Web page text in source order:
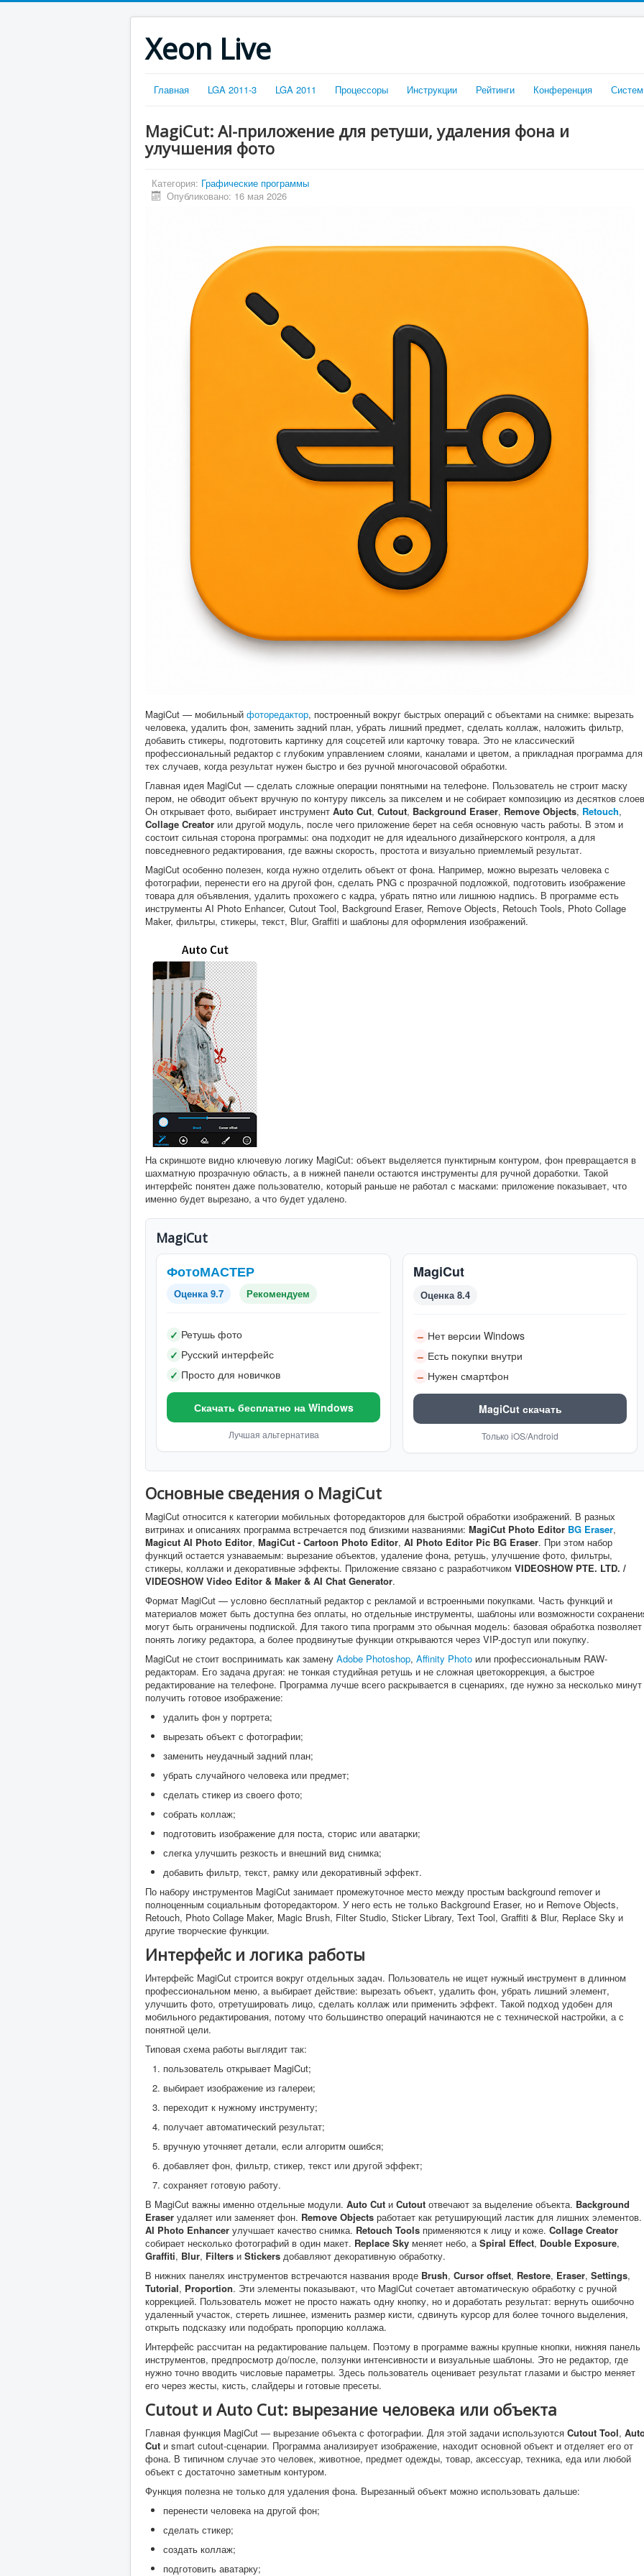
Xeon Live
Главная LGA 2011-3 LGA 2011 Процессоры Инструкции Рейтинги Конференция
MagiCut: AI-приложение для ретуши, удаления фона и
улучшения фото
Категория: Графические программы
Опубликовано: 16 мая 2026
MagiCut — мобильный фоторедактор, построенный вокруг быстрых операций с объектами на снимке: вырезать
человека, удалить фон, заменить задний план, убрать лишний предмет, сделать коллаж, наложить фильтр,
добавить стикеры, подготовить картинку для соцсетей или карточку товара. Это не классический
профессиональный редактор с глубоким управлением слоями, каналами и цветом, а прикладная программа для
тех случаев, когда результат нужен быстро и без ручной многочасовой обработки.
Главная идея MagiCut — сделать сложные операции понятными на телефоне. Пользователь не строит маску
пером, не обводит объект вручную по контуру пиксель за пикселем и не собирает композицию из десятков
Он открывает фото, выбирает инструмент Auto Cut, Cutout, Background Eraser, Remove Objects, Retouch,
Collage Creator или другой модуль, после чего приложение берет на себя основную часть работы. В этом и
состоит сильная сторона программы: она подходит не для идеального дизайнерского контроля, а для
повседневного редактирования, где важны скорость, простота и визуально приемлемый результат.
MagiCut особенно полезен, когда нужно отделить объект от фона. Например, можно вырезать человека с
фотографии, перенести его на другой фон, сделать PNG с прозрачной подложкой, подготовить изображение
товара для объявления, удалить прохожего с кадра, убрать пятно или лишнюю надпись. В программе есть
инструменты AI Photo Enhancer, Cutout Tool, Background Eraser, Remove Objects, Retouch Tools, Photo Collage
Maker, фильтры, стикеры, текст, Blur, Graffiti и шаблоны для оформления изображений.
На скриншоте видно ключевую логику MagiCut: объект выделяется пунктирным контуром, фон превращается в
шахматную прозрачную область, а в нижней панели остаются инструменты для ручной доработки. Такой
интерфейс понятен даже пользователю, который раньше не работал с масками: приложение показывает, что
именно будет вырезано, а что будет удалено.
MagiCut
ФотоМАСТЕР
Оценка 9.7 Рекомендуем
✓ Ретушь фото
✓ Русский интерфейс
✓ Просто для новичков
Скачать бесплатно на Windows
Лучшая альтернатива
MagiCut
Оценка 8.4
– Нет версии Windows
– Есть покупки внутри
– Нужен смартфон
MagiCut скачать
Только iOS/Android
Основные сведения о MagiCut
MagiCut относится к категории мобильных фоторедакторов для быстрой обработки изображений. В разных
витринах и описаниях программа встречается под близкими названиями: MagiCut Photo Editor BG Eraser,
Magicut AI Photo Editor, MagiCut - Cartoon Photo Editor, AI Photo Editor Pic BG Eraser. При этом набор
функций остается узнаваемым: вырезание объектов, удаление фона, ретушь, улучшение фото, фильтры,
стикеры, коллажи и декоративные эффекты. Приложение связано с разработчиком VIDEOSHOW PTE. LTD. /
VIDEOSHOW Video Editor & Maker & AI Chat Generator.
Формат MagiCut — условно бесплатный редактор с рекламой и встроенными покупками. Часть функций и
материалов может быть доступна без оплаты, но отдельные инструменты, шаблоны или возможности
могут быть ограничены подпиской. Для такого типа программ это обычная модель: базовая обработка позволяет
понять логику редактора, а более продвинутые функции открываются через VIP-доступ или покупку.
MagiCut не стоит воспринимать как замену Adobe Photoshop, Affinity Photo или профессиональным RAW-
редакторам. Его задача другая: не тонкая студийная ретушь и не сложная цветокоррекция, а быстрое
редактирование на телефоне. Программа лучше всего раскрывается в сценариях, где нужно за несколько минут
получить готовое изображение:
удалить фон у портрета;
вырезать объект с фотографии;
заменить неудачный задний план;
убрать случайного человека или предмет;
сделать стикер из своего фото;
собрать коллаж;
подготовить изображение для поста, сторис или аватарки;
слегка улучшить резкость и внешний вид снимка;
добавить фильтр, текст, рамку или декоративный эффект.
По набору инструментов MagiCut занимает промежуточное место между простым background remover и
полноценным социальным фоторедактором. У него есть не только Background Eraser, но и Remove Objects,
Retouch, Photo Collage Maker, Magic Brush, Filter Studio, Sticker Library, Text Tool, Graffiti & Blur, Replace Sky и
другие творческие функции.
Интерфейс и логика работы
Интерфейс MagiCut строится вокруг отдельных задач. Пользователь не ищет нужный инструмент в длинном
профессиональном меню, а выбирает действие: вырезать объект, удалить фон, убрать лишний элемент,
улучшить фото, отретушировать лицо, сделать коллаж или применить эффект. Такой подход удобен для
мобильного редактирования, потому что большинство операций начинаются не с технической настройки, а с
понятной цели.
Типовая схема работы выглядит так:
пользователь открывает MagiCut;
выбирает изображение из галереи;
переходит к нужному инструменту;
получает автоматический результат;
вручную уточняет детали, если алгоритм ошибся;
добавляет фон, фильтр, стикер, текст или другой эффект;
сохраняет готовую работу.
В MagiCut важны именно отдельные модули. Auto Cut и Cutout отвечают за выделение объекта. Background
Eraser удаляет или заменяет фон. Remove Objects работает как ретуширующий ластик для лишних элементов.
AI Photo Enhancer улучшает качество снимка. Retouch Tools применяются к лицу и коже. Collage Creator
собирает несколько фотографий в один макет. Replace Sky меняет небо, аSpiral Effect, Double Exposure,
Graffiti, Blur, Filters и Stickers добавляют декоративную обработку.
В нижних панелях инструментов встречаются названия вроде Brush, Cursor offset, Restore, Eraser, Settings,
Tutorial, Proportion. Эти элементы показывают, что MagiCut сочетает автоматическую обработку с ручной
коррекцией. Пользователь может не просто нажать одну кнопку, но и доработать результат: вернуть ошибочно
удаленный участок, стереть лишнее, изменить размер кисти, сдвинуть курсор для более точного выделения,
открыть подсказку или подобрать пропорцию коллажа.
Интерфейс рассчитан на редактирование пальцем. Поэтому в программе важны крупные кнопки, нижняя панель
инструментов, предпросмотр до/после, ползунки интенсивности и визуальные шаблоны. Это не редактор, где
нужно точно вводить числовые параметры. Здесь пользователь оценивает результат глазами и быстро меняет
его через жесты, кисть, слайдеры и готовые пресеты.
Cutout и Auto Cut: вырезание человека или объекта
Главная функция MagiCut — вырезание объекта с фотографии. Для этой задачи используются Cutout Tool,
Cut и smart cutout-сценарии. Программа анализирует изображение, находит основной объект и отделяет его от
фона. В типичном случае это человек, животное, предмет одежды, товар, аксессуар, техника, еда или любой
объект с достаточно заметным контуром.
Функция полезна не только для удаления фона. Вырезанный объект можно использовать дальше:
перенести человека на другой фон;
сделать стикер;
создать коллаж;
подготовить аватарку;